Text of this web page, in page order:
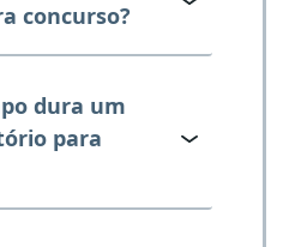
concurso?
dura um
para